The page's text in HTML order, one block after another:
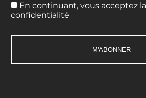
En continuant, vous acceptez
confidentialité